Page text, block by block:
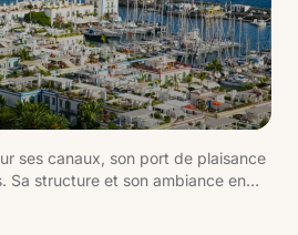
ses canaux, son port de plaisance
Sa structure et son ambiance en